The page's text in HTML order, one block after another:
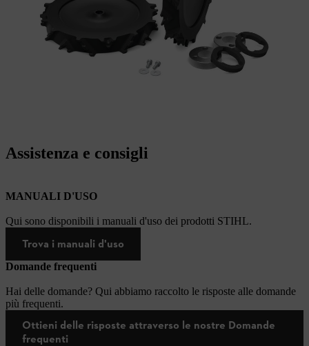
Assistenza e consigli
MANUALI D'USO
Qui sono disponibili i manuali d'uso dei prodotti STIHL.
Trova i manuali d'uso
Domande frequenti
Hai delle domande? Qui abbiamo raccolto le risposte alle domande
più frequenti.
Ottieni delle risposte attraverso le nostre Domande
frequenti